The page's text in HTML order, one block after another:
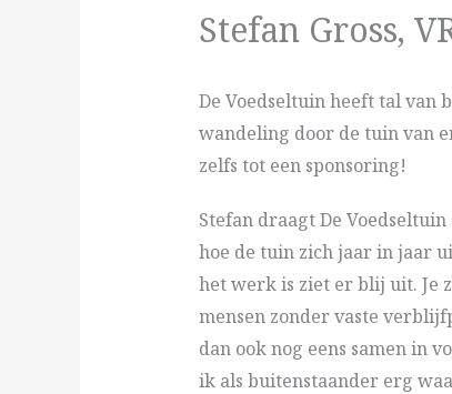
Stefan Gross,
De Voedseltuin heeft tal van
wandeling door de tuin van
zelfs tot een sponsoring!
Stefan draagt De
hoe de tuin zich jaar in jaar
het werk is ziet er blij uit. Je
mensen zonder vaste
dan ook nog eens samen in
ik als buitenstaander erg